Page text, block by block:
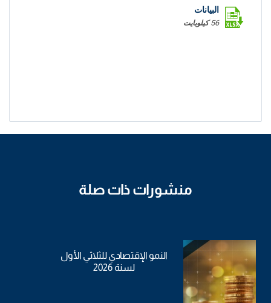
البيانات
56 كيلوبايت
منشورات ذات صلة
النمو الإقتصادي للثلاثي الأول
لسنة 2026